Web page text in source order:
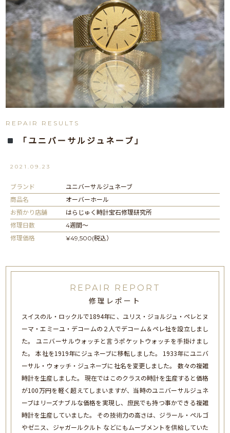
REPAIR RESULTS
「ユニバーサルジュネーブ」
2021.09.23
ブランド
ユニバーサルジュネーブ
商品名
オーバーホール
お預かり店舗
はらじゅく時計宝石修理研究所
修理日数
4週間〜
修理価格
¥49,500(税込）
REPAIR REPORT
修理レポート
スイスのル・ロックルで1894年に、ユリス・ジョルジュ・ペレとヌ
ーマ・エミーユ・デコームの２人でデコーム＆ペレ社を設立しまし
た。 ユニバーサルウォッチと言うポケットウォッチを手掛けまし
た。 本社を1919年にジュネーブに移転しました。 1933年にユニバ
ーサル・ウォッチ・ジュネーブに社名を変更しました。 数々の複雑
時計を生産しました。 現在ではこのクラスの時計を生産すると価格
が100万円を軽く超えてしまいますが、当時のユニバーサルジュネ
ーブはリーズナブルな価格を実現し、庶民でも持つ事かできる複雑
時計を生産していました。 その技術力の高さは、ジラール・ペルゴ
やゼニス、ジャガールクルト などにもムーブメントを供給していた